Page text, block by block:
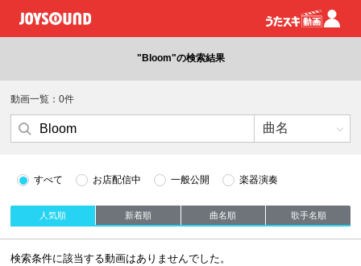
"Bloom"の検索結果
動画一覧：0件
すべて お店配信中 一般公開 楽器演奏
人気順 新着順 曲名順 歌手名順
検索条件に該当する動画はありませんでした。